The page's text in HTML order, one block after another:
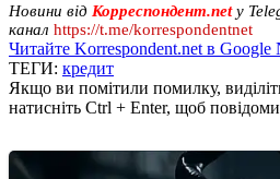
Новини від Корреспондент.net у
канал https://t.me/korrespondentnet
Читайте Korrespondent.net в Google
ТЕГИ: кредит
Якщо ви помітили помилку,
натисніть Ctrl + Enter, щоб